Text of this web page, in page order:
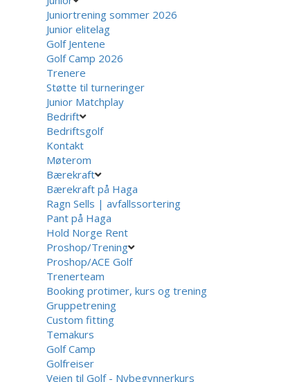
Juniortrening sommer 2026
Junior elitelag
Golf Jentene
Golf Camp 2026
Trenere
Støtte til turneringer
Junior Matchplay
Bedrift
Bedriftsgolf
Kontakt
Møterom
Bærekraft
Bærekraft på Haga
Ragn Sells | avfallssortering
Pant på Haga
Hold Norge Rent
Proshop/Trening
Proshop/ACE Golf
Trenerteam
Booking protimer, kurs og trening
Gruppetrening
Custom fitting
Temakurs
Golf Camp
Golfreiser
Veien til Golf - Nybegynnerkurs